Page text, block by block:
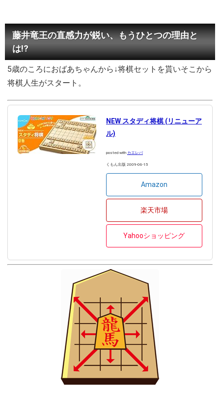
藤井竜王の直感力が鋭い、もうひとつの理由と
は!?
5歳のころにおばあちゃんから↓将棋セットを貰いそこから
将棋人生がスタート。
NEW スタディ将棋 (リニューア
ル)
posted with カエレバ
くもん出版 2009-06-15
Amazon
楽天市場
Yahooショッピング